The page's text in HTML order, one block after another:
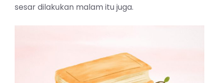
sesar dilakukan malam itu juga.